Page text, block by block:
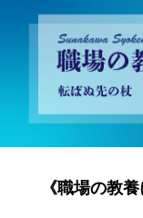
砂川昇建会長ブログ
《職場の教養